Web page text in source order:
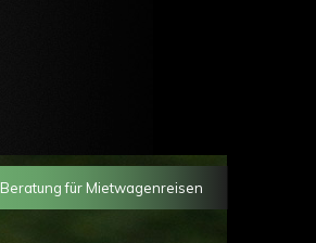
Beratung für Mietwagenreisen